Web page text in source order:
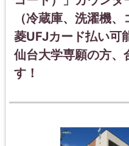
（冷蔵庫、洗濯機
菱UFJカード払い
仙台大学専願の方、
す！